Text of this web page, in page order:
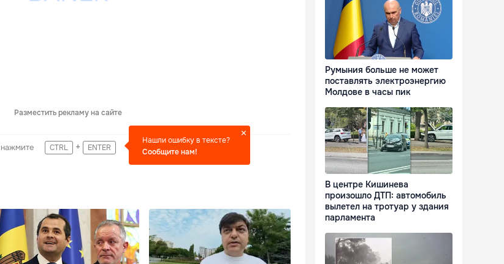
Разместить рекламу на сайте
CTRL + ENTER
Нашли ошибку в тексте?
Сообщите нам!
Румыния больше не может
поставлять электроэнергию
Молдове в часы пик
В центре Кишинева
произошло ДТП: автомобиль
вылетел на тротуар у здания
парламента